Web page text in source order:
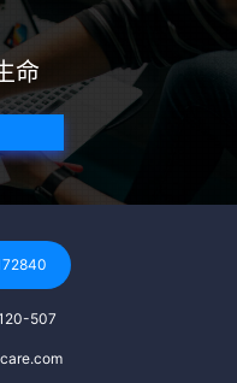
与生活习惯：捐赠者需
毒者，并且未使用可能
和避孕植入物。 学历与
者的学历有一定要求，
倾向于选择受过高等教
的筛选条件。 心理状态
以确定其对捐赠过程的
心态，并理解其捐赠行
力：由于捐卵过程的时
于沟通，并尊重预约和
进行，并保障受卵者的
命
507